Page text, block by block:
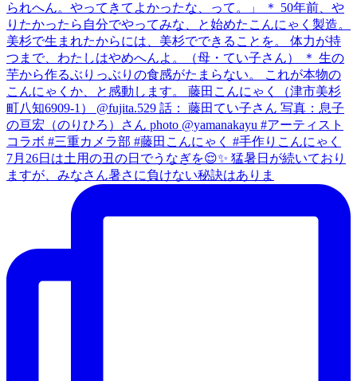
7月26日は土用の丑の日でうなぎを😌✨ 猛暑日が続いており
ますが、みなさん暑さに負けない秘訣はありま